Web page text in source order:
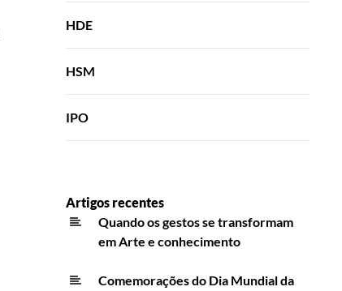
HDE
HSM
IPO
Artigos recentes
Quando os gestos se transformam
em Arte e conhecimento
Comemorações do Dia Mundial da